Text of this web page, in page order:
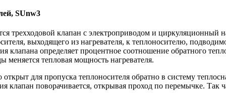
SUnw3
трехходовой клапан с электроприводом и
выходящего из нагревателя, к теплоносителю,
клапана определяет процентное соотношение обратного
меняется тепловая мощность нагревателя.
для пропуска теплоносителя обратно в систему
клапан поворачивается, открывая проход по перемычке.